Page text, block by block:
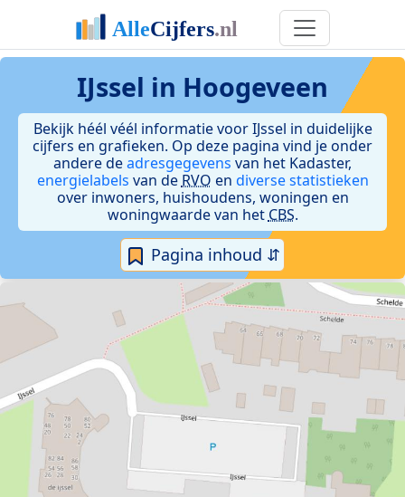
IJssel in Hoogeveen
Bekijk héél véél informatie voor IJssel in duidelijke
cijfers en grafieken. Op deze pagina vind je onder
andere deadresgegevens van het Kadaster,
energielabels van de RVO en diverse statistieken
over inwoners, huishoudens, woningen en
woningwaarde van het CBS.
Pagina inhoud ⇵